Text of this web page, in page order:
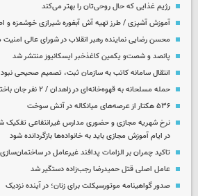
رژیم غذایی که حال روحی‌تان را بهتر می‌کند
آموزش آشپزی / طرز تهیه آش آبغوره شیرازی خوشمزه و
محسن رضایی نماینده رهبر انقلاب در شورای عالی
پانصد و شصت‌و یکمین کاغذخبر ایسکانیوز منتشر شد
انتقال سامانه کاتب به سازمان ثبت، تصمیم صحیحی نبود
حمله مسلحانه به قهوه‌خانه‌ای در زاهدان / ۲ نفر جان باختند
۵۳۶ هکتار از عرصه‌های میانکاله در آتش سوخت
نرخ شهریه مجازی و حضوری مدارس غیرانتفاعی
در ایام آموزش مجازی باید به خانواده‌ها بازگردانده شود
تاکید چمران بر الزامات پدافند غیرعامل در
عامل اصلی قتل حمیدرضا رجب‌زاده دستگیر شد
صدور گواهینامه موتورسیکلت برای زنان؛ در آینده نزدیک